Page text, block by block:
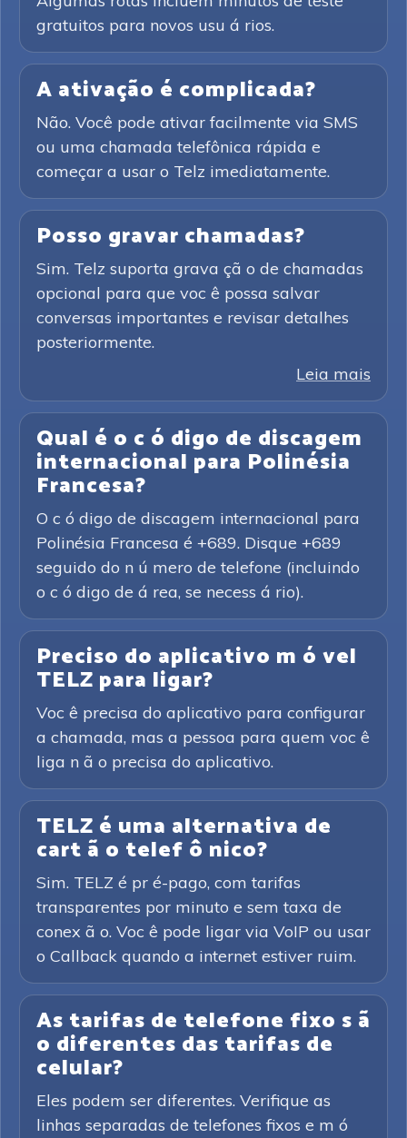
gratuitos para novos usu á rios.
A ativação é complicada?
Não. Você pode ativar facilmente via SMS
ou uma chamada telefônica rápida e
começar a usar o Telz imediatamente.
Posso gravar chamadas?
Sim. Telz suporta grava çã o de chamadas
opcional para que voc ê possa salvar
conversas importantes e revisar detalhes
posteriormente.
Leia mais
Qual é o c ó digo de discagem
internacional para Polinésia
Francesa?
O c ó digo de discagem internacional para
Polinésia Francesa é +689. Disque +689
seguido do n ú mero de telefone (incluindo
o c ó digo de á rea, se necess á rio).
Preciso do aplicativo m ó vel
TELZ para ligar?
Voc ê precisa do aplicativo para configurar
a chamada, mas a pessoa para quem voc ê
liga n ã o precisa do aplicativo.
TELZ é uma alternativa de
cart ã o telef ô nico?
Sim. TELZ é pr é-pago, com tarifas
transparentes por minuto e sem taxa de
conex ã o. Voc ê pode ligar via VoIP ou usar
o Callback quando a internet estiver ruim.
As tarifas de telefone fixo s ã
o diferentes das tarifas de
celular?
Eles podem ser diferentes. Verifique as
linhas separadas de telefones fixos e m ó